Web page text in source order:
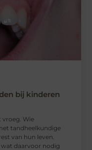
bij kinderen
vroeg. Wie
tandheelkundige
van hun leven.
wat daarvoor nodig